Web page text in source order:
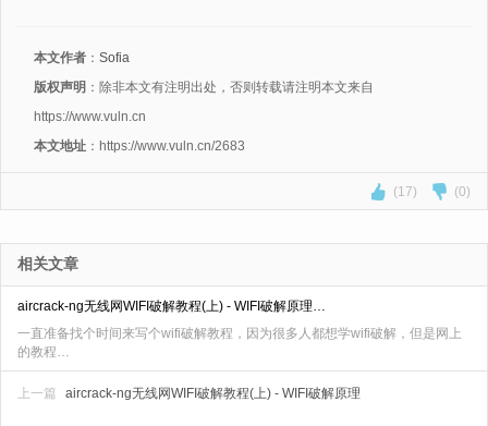
本文作者 ： Sofia
版权声明 ：除非本文有注明出处，否则转载请注明本文来自
https://www.vuln.cn
本文地址 ：https://www.vuln.cn/2683
(17) (0)
相关文章
aircrack-ng无线网WIFI破解教程(上) - WIFI破解原理…
一直准备找个时间来写个wifi破解教程，因为很多人都想学wifi破解，但是网上
的教程…
上一篇 aircrack-ng无线网WIFI破解教程(上) - WIFI破解原理